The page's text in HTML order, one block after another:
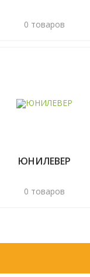
0 товаров
ЮНИЛЕВЕР
0 товаров